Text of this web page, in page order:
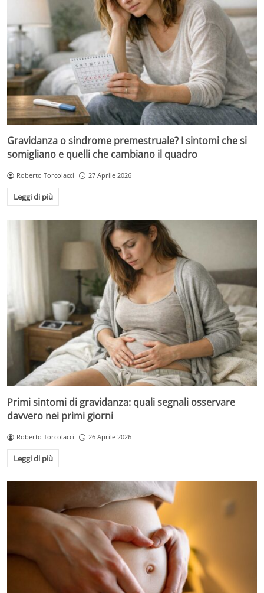
Gravidanza o sindrome premestruale? I sintomi che si
somigliano e quelli che cambiano il quadro
Roberto Torcolacci 27 Aprile 2026
Leggi di più
Primi sintomi di gravidanza: quali segnali osservare
davvero nei primi giorni
Roberto Torcolacci 26 Aprile 2026
Leggi di più